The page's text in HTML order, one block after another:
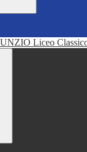
Liceo